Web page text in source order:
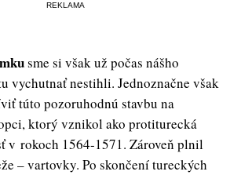
REKLAMA
sme si však už počas nášho
vychutnať nestihli. Jednoznačne však
túto pozoruhodnú stavbu na
ktorý vznikol ako protiturecká
v rokoch 1564-1571. Zároveň plnil
– vartovky. Po skončení tureckých